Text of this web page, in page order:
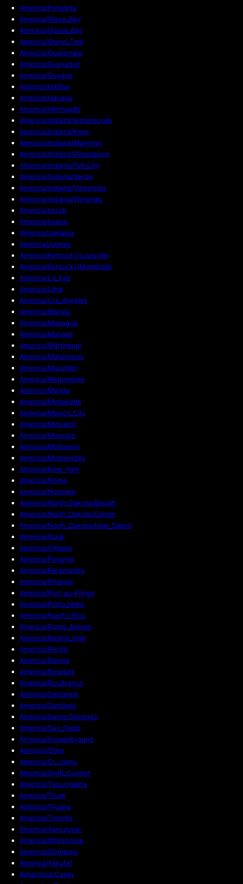
America/Fortaleza
America/Glace_Bay
America/Goose_Bay
America/Grand_Turk
America/Guatemala
America/Guayaquil
America/Guyana
America/Halifax
America/Havana
America/Hermosillo
America/Indiana/Indianapolis
America/Indiana/Knox
America/Indiana/Marengo
America/Indiana/Petersburg
America/Indiana/Tell_City
America/Indiana/Vevay
America/Indiana/Vincennes
America/Indiana/Winamac
America/Inuvik
America/Iqaluit
America/Jamaica
America/Juneau
America/Kentucky/Louisville
America/Kentucky/Monticello
America/La_Paz
America/Lima
America/Los_Angeles
America/Maceio
America/Managua
America/Manaus
America/Martinique
America/Matamoros
America/Mazatlan
America/Menominee
America/Merida
America/Metlakatla
America/Mexico_City
America/Miquelon
America/Moncton
America/Monterrey
America/Montevideo
America/New_York
America/Nome
America/Noronha
America/North_Dakota/Beulah
America/North_Dakota/Center
America/North_Dakota/New_Salem
America/Nuuk
America/Ojinaga
America/Panama
America/Paramaribo
America/Phoenix
America/Port-au-Prince
America/Porto_Velho
America/Puerto_Rico
America/Punta_Arenas
America/Rankin_Inlet
America/Recife
America/Regina
America/Resolute
America/Rio_Branco
America/Santarem
America/Santiago
America/Santo_Domingo
America/Sao_Paulo
America/Scoresbysund
America/Sitka
America/St_Johns
America/Swift_Current
America/Tegucigalpa
America/Thule
America/Tijuana
America/Toronto
America/Vancouver
America/Whitehorse
America/Winnipeg
America/Yakutat
Antarctica/Casey